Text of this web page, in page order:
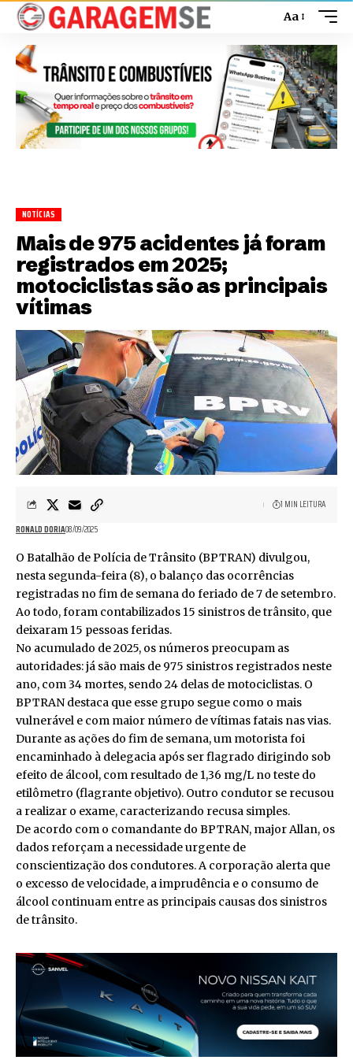
Aa
NOTÍCIAS
Mais de 975 acidentes já foram
registrados em 2025;
motociclistas são as principais
vítimas
RONALD DORIA08/09/2025
1 MIN LEITURA
O Batalhão de Polícia de Trânsito (BPTRAN) divulgou,
nesta segunda-feira (8), o balanço das ocorrências
registradas no fim de semana do feriado de 7 de setembro.
Ao todo, foram contabilizados 15 sinistros de trânsito, que
deixaram 15 pessoas feridas.
No acumulado de 2025, os números preocupam as
autoridades: já são mais de 975 sinistros registrados neste
ano, com 34 mortes, sendo 24 delas de motociclistas. O
BPTRAN destaca que esse grupo segue como o mais
vulnerável e com maior número de vítimas fatais nas vias.
Durante as ações do fim de semana, um motorista foi
encaminhado à delegacia após ser flagrado dirigindo sob
efeito de álcool, com resultado de 1,36 mg/L no teste do
etilômetro (flagrante objetivo). Outro condutor se recusou
a realizar o exame, caracterizando recusa simples.
De acordo com o comandante do BPTRAN, major Allan, os
dados reforçam a necessidade urgente de
conscientização dos condutores. A corporação alerta que
o excesso de velocidade, a imprudência e o consumo de
álcool continuam entre as principais causas dos sinistros
de trânsito.